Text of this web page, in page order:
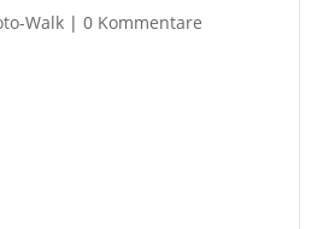
Walk |0 Kommentare